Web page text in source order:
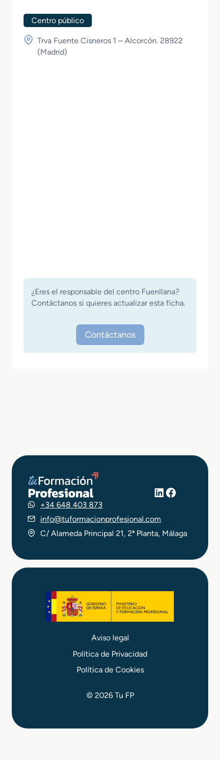
Centro público
Trva Fuente Cisneros 1 – Alcorcón. 28922
(Madrid)
¿Eres el responsable del centro Fuenllana?
Contáctanos si quieres actualizar esta ficha.
Contáctanos
LinkedIn
Facebook
+34 648 403 873
info@tuformacionprofesional.com
C/ Alameda Principal 21, 2ª Planta, Málaga
Aviso legal
Política de Privacidad
Política de Cookies
© 2026 Tu FP